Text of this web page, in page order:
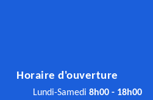
Horaire d'ouverture
Lundi-Samedi 8h00 - 18h00